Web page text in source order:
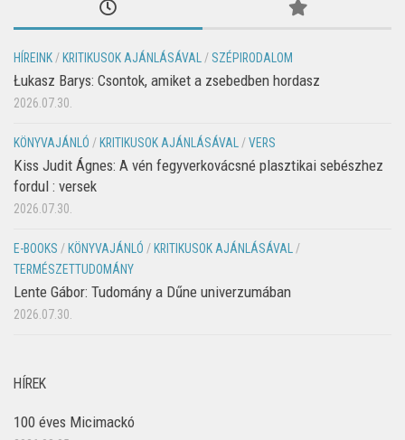
HÍREINK / KRITIKUSOK AJÁNLÁSÁVAL / SZÉPIRODALOM
Łukasz Barys: Csontok, amiket a zsebedben hordasz
2026.07.30.
KÖNYVAJÁNLÓ / KRITIKUSOK AJÁNLÁSÁVAL /VERS
Kiss Judit Ágnes: A vén fegyverkovácsné plasztikai sebészhez
fordul : versek
2026.07.30.
E-BOOKS / KÖNYVAJÁNLÓ / KRITIKUSOK AJÁNLÁSÁVAL
/
TERMÉSZETTUDOMÁNY
Lente Gábor: Tudomány a Dűne univerzumában
2026.07.30.
HÍREK
100 éves Micimackó